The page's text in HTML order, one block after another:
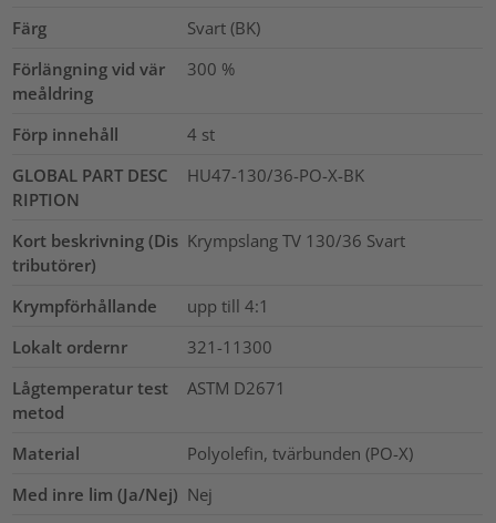
Färg
Svart (BK)
Förlängning vid vär
meåldring
300 %
Förp innehåll 4 st
GLOBAL PART DESC
RIPTION
HU47-130/36-PO-X-BK
Kort beskrivning (Dis
tributörer)
Krympslang TV 130/36 Svart
Krympförhållande
upp till 4:1
Lokalt ordernr
321-11300
Lågtemperatur test
metod
ASTM D2671
Material
Polyolefin, tvärbunden (PO-X)
Med inre lim (Ja/Nej) Nej